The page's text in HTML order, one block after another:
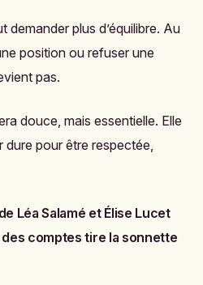
demander plus d’équilibre. Au
position ou refuser une
pas.
douce, mais essentielle. Elle
dure pour être respectée,
Léa Salamé et Élise Lucet
comptes tire la sonnette